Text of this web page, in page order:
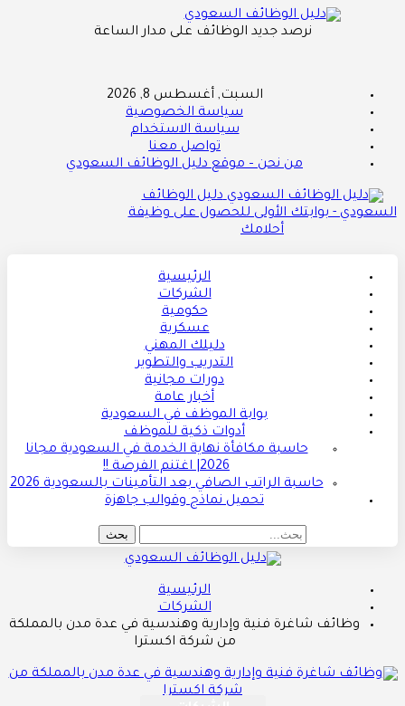
نرصد جديد الوظائف على مدار الساعة
السبت, أغسطس 8, 2026
سياسة الخصوصية
سياسة الاستخدام
تواصل معنا
من نحن – موقع دليل الوظائف السعودي
دليل الوظائف
السعودي - بوابتك الأولى للحصول على وظيفة
أحلامك
الرئيسية
الشركات
حكومية
عسكرية
دليلك المهني
التدريب والتطوير
دورات مجانية
أخبار عامة
بوابة الموظف في السعودية
أدوات ذكية للموظف
حاسبة مكافأة نهاية الخدمة في السعودية مجانا
2026| اغتنم الفرصة !!
حاسبة الراتب الصافي بعد التأمينات بالسعودية 2026
تحميل نماذج وقوالب جاهزة
الرئيسية
الشركات
وظائف شاغرة فنية وإدارية وهندسية في عدة مدن بالمملكة
من شركة اكسترا